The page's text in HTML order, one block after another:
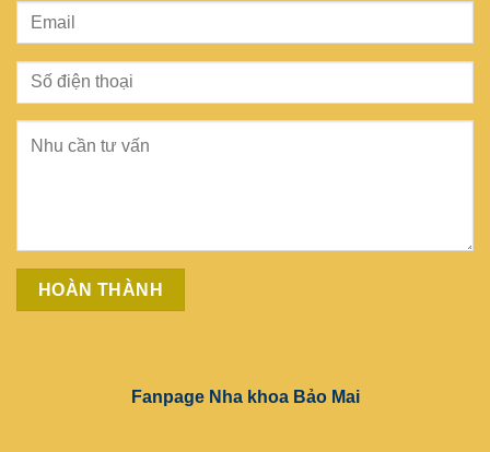
Fanpage Nha khoa Bảo Mai